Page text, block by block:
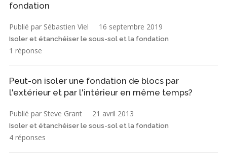
fondation
Publié par Sébastien Viel 16 septembre 2019
Isoler et étanchéiser le sous-sol et la fondation
1 réponse
Peut-on isoler une fondation de blocs par
l'extérieur et par l'intérieur en même temps?
Publié par Steve Grant 21 avril 2013
Isoler et étanchéiser le sous-sol et la fondation
4 réponses